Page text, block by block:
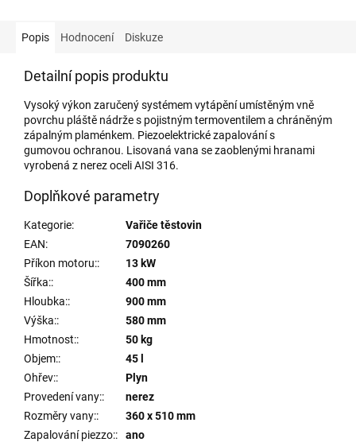
Popis Hodnocení Diskuze
Detailní popis produktu
Vysoký výkon zaručený systémem vytápění umístěným vně
povrchu pláště nádrže s pojistným termoventilem a chráněným
zápalným plaménkem. Piezoelektrické zapalování s
gumovou ochranou. Lisovaná vana se zaoblenými hranami
vyrobená z nerez oceli AISI 316.
Doplňkové parametry
Kategorie:
Vařiče těstovin
EAN:
7090260
Příkon motoru::
13 kW
Šířka::
400 mm
Hloubka::
900 mm
Výška::
580 mm
Hmotnost::
50 kg
Objem::
45 l
Ohřev::
Plyn
Provedení vany::
nerez
Rozměry vany::
360 x 510 mm
Zapalování piezzo:: ano